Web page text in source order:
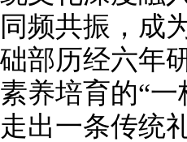
同频共振，成
础部历经六年
素养培育的“
走出一条传统